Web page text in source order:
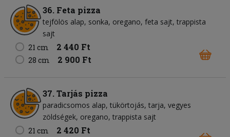
36. Feta pizza
tejfölös alap sonka oregano feta sajt trappista
sajt
21 cm
2 440 Ft
28 cm 2 900 Ft
37. Tarjás pizza
paradicsomos alap tükörtojás tarja vegyes
zöldségek oregano trappista sajt
21 cm
2 420 Ft